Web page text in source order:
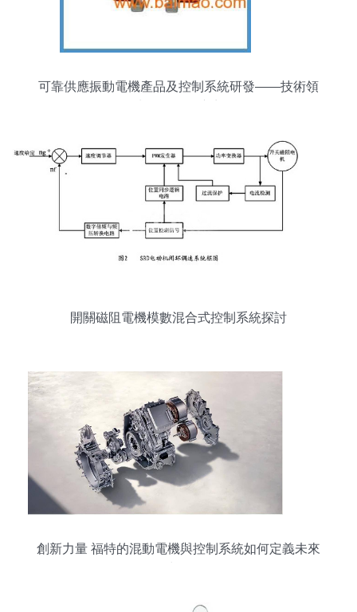
可靠供應振動電機產品及控制系統研發——技術領
開關磁阻電機模數混合式控制系統探討
創新力量 福特的混動電機與控制系統如何定義未來